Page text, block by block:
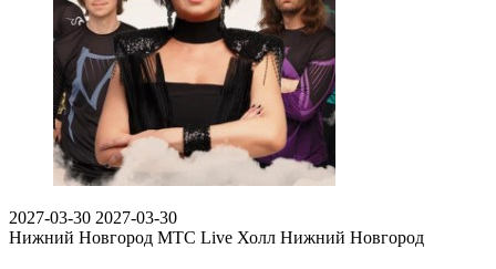
2027-03-30 2027-03-30
Нижний Новгород МТС Live Холл Нижний Новгород